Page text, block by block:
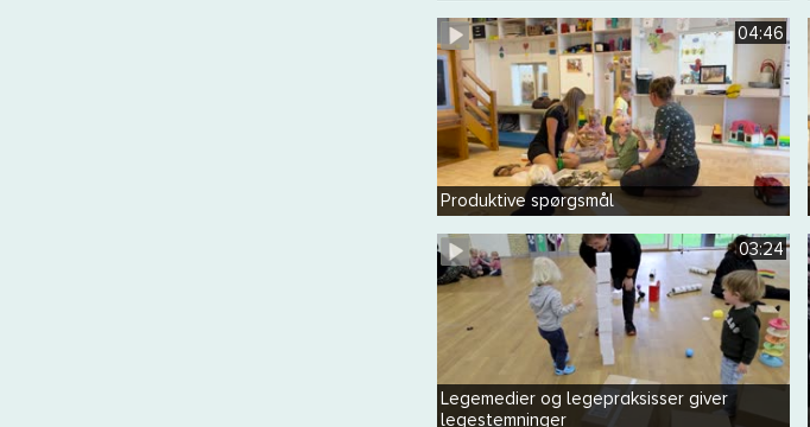
04:46
Produktive spørgsmål
03:24
Legemedier og legepraksisser giver
legestemninger